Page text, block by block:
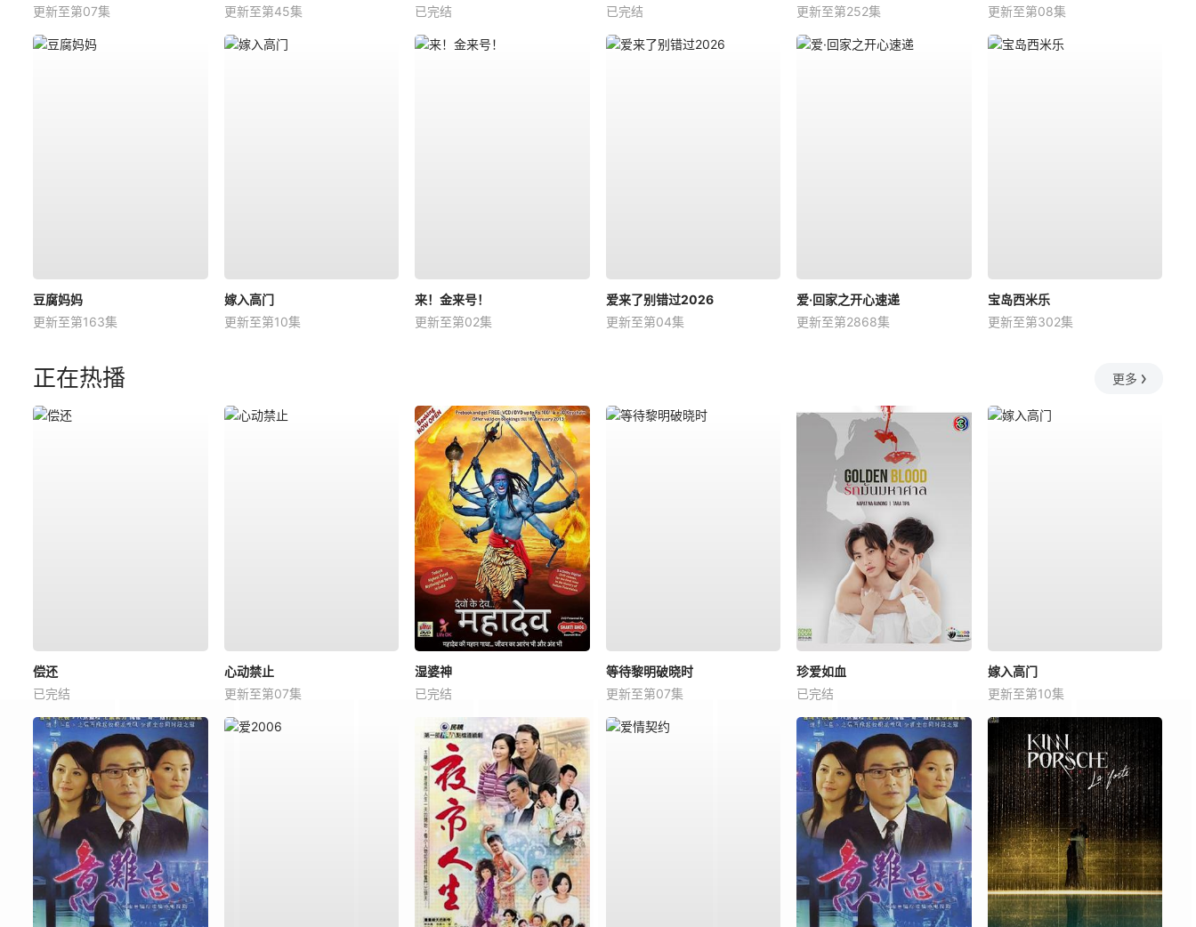
更新至第07集
更新至第45集
已完结
已完结
更新至第252集
更新至第08集
豆腐妈妈
更新至第163集
嫁入高门
更新至第10集
来！金来号！
更新至第02集
爱来了别错过2026
更新至第04集
爱·回家之开心速递
更新至第2868集
宝岛西米乐
更新至第302集
正在热播 更多
偿还
已完结
心动禁止
更新至第07集
湿婆神
已完结
等待黎明破晓时
更新至第07集
珍爱如血
已完结
嫁入高门
更新至第10集